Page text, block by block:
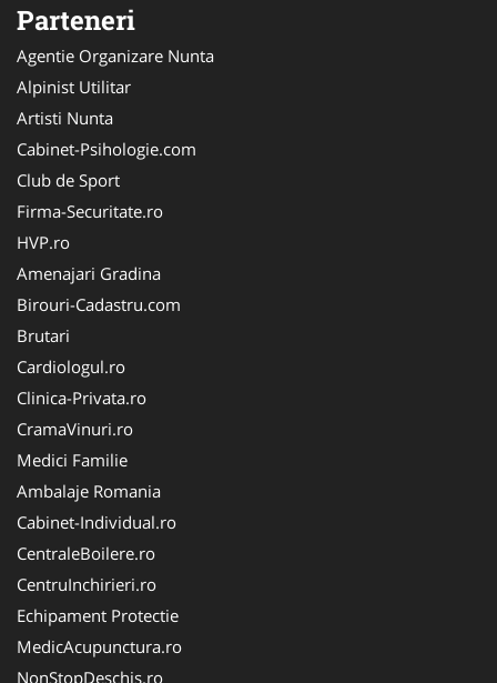
Parteneri
Agentie Organizare Nunta
Alpinist Utilitar
Artisti Nunta
Cabinet-Psihologie.com
Club de Sport
Firma-Securitate.ro
HVP.ro
Amenajari Gradina
Birouri-Cadastru.com
Brutari
Cardiologul.ro
Clinica-Privata.ro
CramaVinuri.ro
Medici Familie
Ambalaje Romania
Cabinet-Individual.ro
CentraleBoilere.ro
CentruInchirieri.ro
Echipament Protectie
MedicAcupunctura.ro
NonStopDeschis.ro